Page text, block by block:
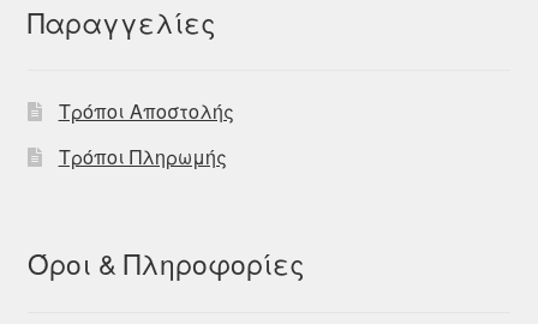
Παραγγελίες
Τρόποι Αποστολής
Τρόποι Πληρωμής
Όροι & Πληροφορίες